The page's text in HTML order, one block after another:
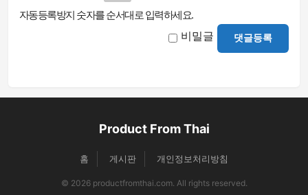
자동등록방지 숫자를 순서대로 입력하세요.
비밀글 댓글등록
Product From Thai
홈 게시판 개인정보처리방침
© 2026 productfromthai.com. All rights reserved.